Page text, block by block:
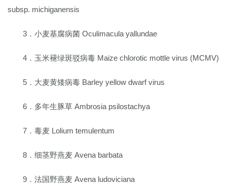
subsp. michiganensis
3．小麦基腐病菌 Oculimacula yallundae
4．玉米褪绿斑驳病毒 Maize chlorotic mottle virus (MCMV)
5．大麦黄矮病毒 Barley yellow dwarf virus
6．多年生豚草 Ambrosia psilostachya
7．毒麦 Lolium temulentum
8．细茎野燕麦 Avena barbata
9．法国野燕麦 Avena ludoviciana